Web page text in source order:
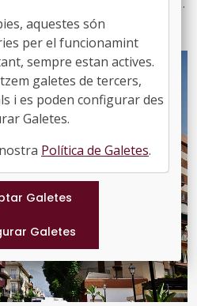
el 934. També inclou
fons europeus
aquestes són
per el funcionamint
sempre estan actives.
galetes de tercers,
i es poden configurar des
Galetes.
Política de Galetes.